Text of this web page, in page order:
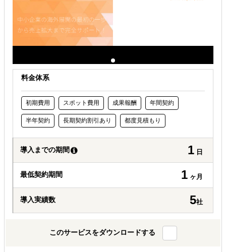
料金体系
初期費用 スポット費用 成果報酬 年間契約
半年契約 長期契約割引あり 都度見積もり
導入までの期間 1 日
最低契約期間 1 ヶ月
導入実績数 5社
このサービスをダウンロードする